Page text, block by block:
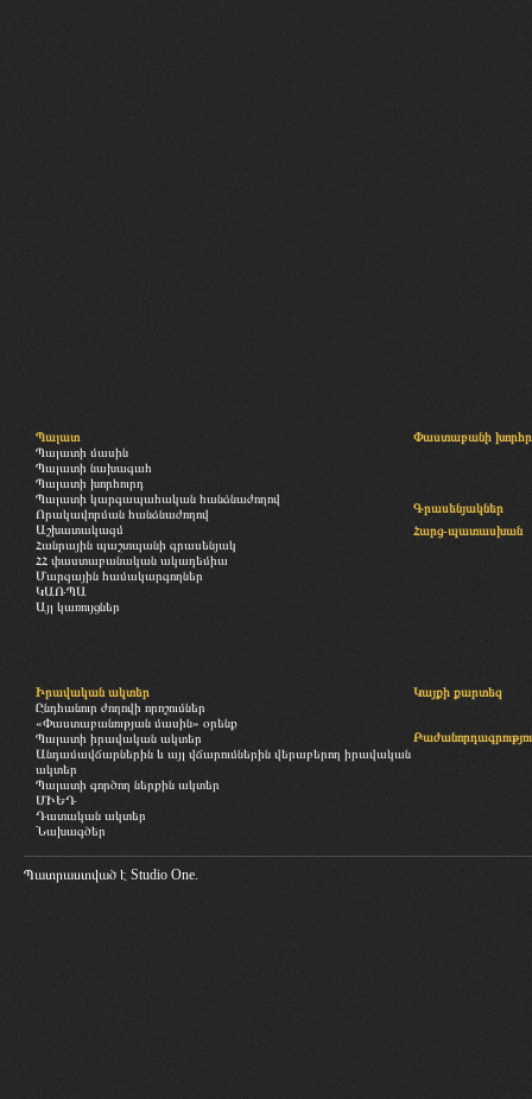
Պալատ
Պալատի մասին
Պալատի նախագահ
Պալատի խորհուրդ
Պալատի կարգապահական հանձնաժողով
Որակավորման հանձնաժողով
Աշխատակազմ
Հանրային պաշտպանի գրասենյակ
ՀՀ փաստաբանական ակադեմիա
Մարզային համակարգողներ
ԿԱՌՊԱ
Այլ կառույցներ
Փաստաբանի
Գրասենյակներ
Հարց-պատասխան
Իրավական ակտեր
Ընդհանուր ժողովի որոշումներ
«Փաստաբանության մասին» օրենք
Պալատի իրավական ակտեր
Անդամավճարներին և այլ վճարումներին վերաբերող իրավական
ակտեր
Պալատի գործող ներքին ակտեր
ՄԻԵԴ
Դատական ակտեր
Նախագծեր
Կայքի քարտեզ
Պատրաստված է Studio One.